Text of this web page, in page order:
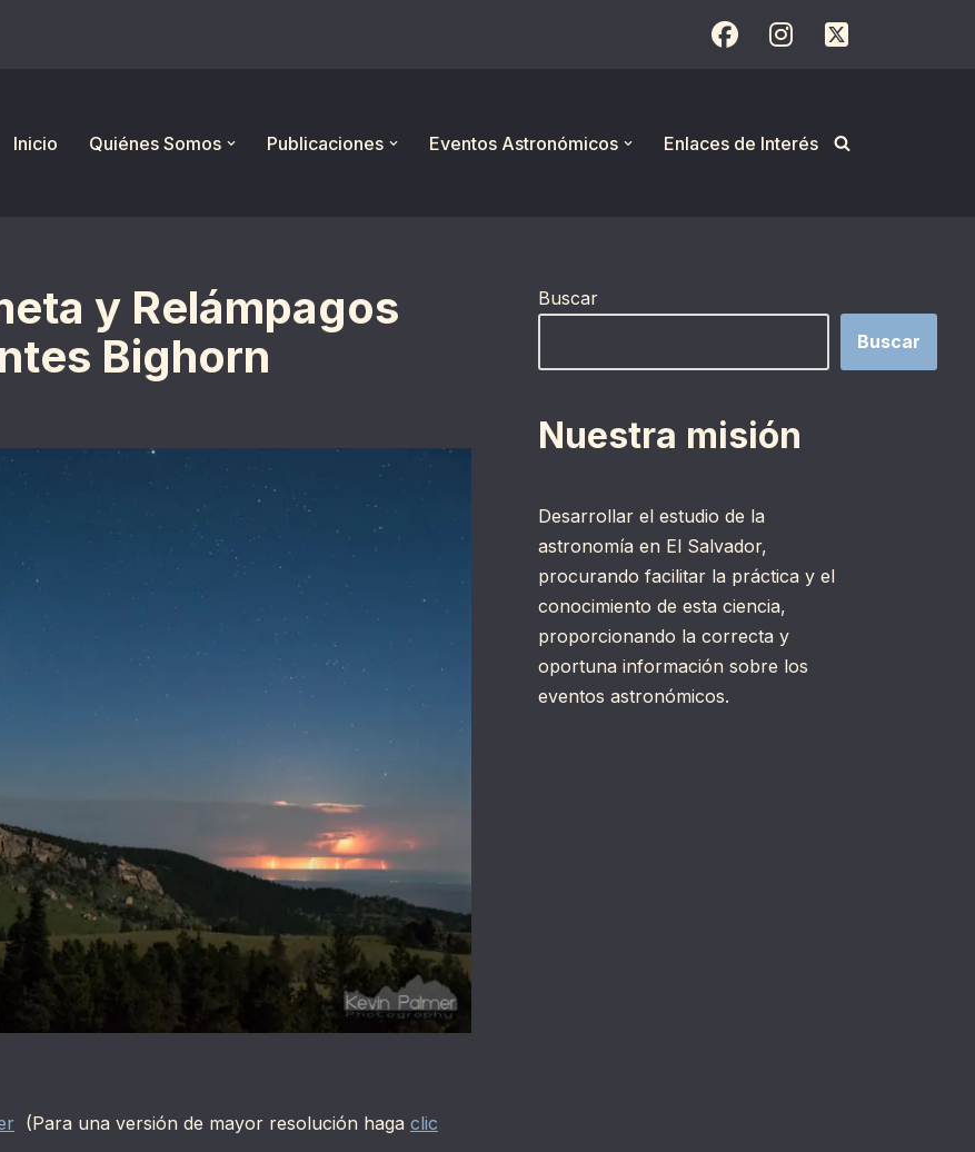
Inicio
Quiénes Somos Publicaciones Eventos Astronómicos Enlaces de Interés
y Relámpagos
Bighorn
(Para una versión de mayor resolución haga clic
Buscar
Buscar
Nuestra misión
Desarrollar el estudio de la
astronomía en El Salvador,
procurando facilitar la práctica y el
conocimiento de esta ciencia,
proporcionando la correcta y
oportuna información sobre los
eventos astronómicos.